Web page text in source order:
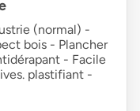
(normal) -
bois - Plancher
- Facile
plastifiant -